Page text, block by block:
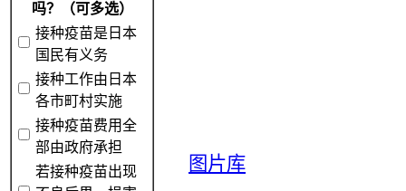
吗？（可多选）
接种疫苗是日本
国民有义务
接种工作由日本
各市町村实施
接种疫苗费用全
部由政府承担
若接种疫苗出现
图片库